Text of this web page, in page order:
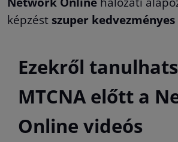
képzést szuper kedvezményes
Ezekről
MTCNA előtt a
Online videós